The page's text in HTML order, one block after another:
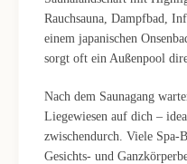
Rauchsauna, Dampfbad,
einem japanischen
sorgt oft ein Außenpool
Nach dem Saunagang
Liegewiesen auf dich –
zwischendurch. Viele Spa-
Gesichts- und